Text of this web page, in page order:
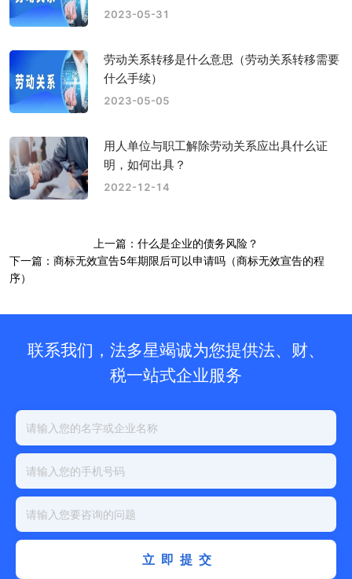
2023-05-31
劳动关系转移是什么意思（劳动关系转移需要
什么手续）
2023-05-05
用人单位与职工解除劳动关系应出具什么证
明，如何出具？
2022-12-14
上一篇：什么是企业的债务风险？
下一篇：商标无效宣告5年期限后可以申请吗（商标无效宣告的程
序）
联系我们，法多星竭诚为您提供法、财、
税一站式企业服务
立即提交